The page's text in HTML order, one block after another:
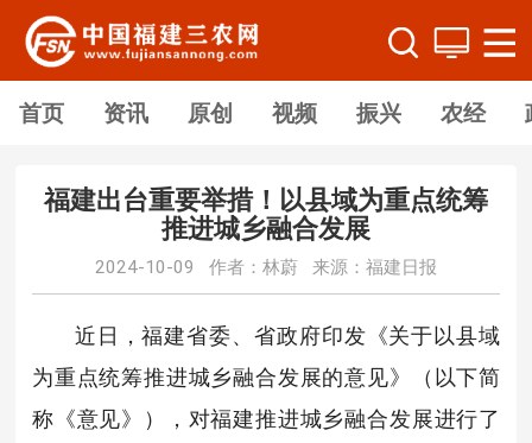
首页 资讯 原创 视频 振兴 农经
福建出台重要举措！以县域为重点统筹
推进城乡融合发展
2024-10-09 作者：林蔚 来源：福建日报
近日，福建省委、省政府印发《关于以县域
为重点统筹推进城乡融合发展的意见》（以下简
称《意见》），对福建推进城乡融合发展进行了